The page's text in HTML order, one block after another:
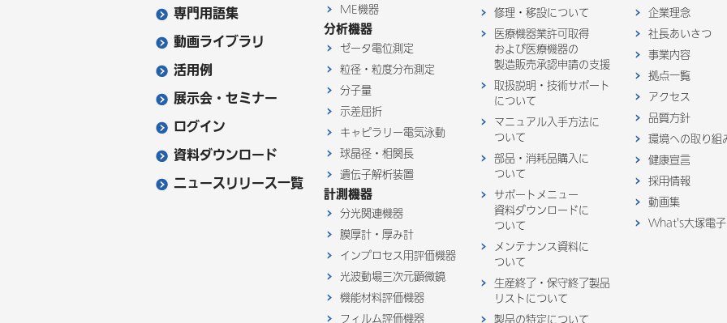
専門用語集
動画ライブラリ
活用例
展示会・セミナー
ログイン
資料ダウンロード
ニュースリリース一覧
ME機器
分析機器
ゼータ電位測定
粒径・粒度分布測定
分子量
示差屈折
キャピラリー電気泳動
球晶径・相関長
遺伝子解析装置
計測機器
分光関連機器
膜厚計・厚み計
インプロセス用評価機器
光波動場三次元顕微鏡
機能材料評価機器
フィルム評価機器
修理・移設について
医療機器業許可取得
および医療機器の
製造販売承認申請の支援
取扱説明・技術サポート
について
マニュアル入手方法に
ついて
部品・消耗品購入に
ついて
サポートメニュー
資料ダウンロードに
ついて
メンテナンス資料に
ついて
生産終了・保守終了製品
リストについて
製品の特定について
企業理念
社長あいさつ
事業内容
拠点一覧
アクセス
品質方針
環境への取り組
健康宣言
採用情報
動画集
What's大塚電子